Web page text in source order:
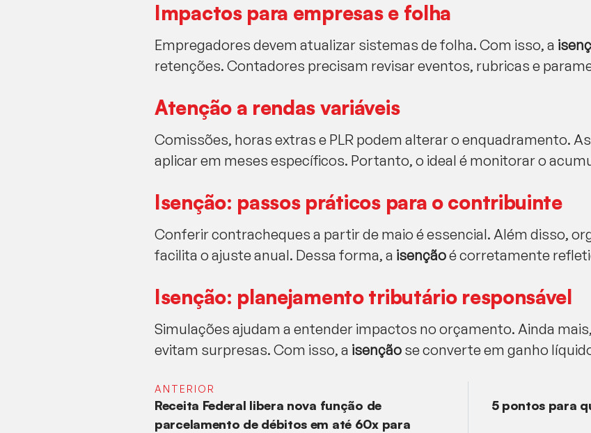
Impactos para empresas e folha
Empregadores devem atualizar sistemas de folha. Com isso, a
retenções. Contadores precisam revisar eventos, rubricas e
Atenção a rendas variáveis
Comissões, horas extras e PLR podem alterar o enquadramento.
aplicar em meses específicos. Portanto, o ideal é monitorar o
Isenção: passos práticos para o contribuinte
Conferir contracheques a partir de maio é essencial. Além disso,
facilita o ajuste anual. Dessa forma, a isençãoé corretamente
Isenção: planejamento tributário responsável
Simulações ajudam a entender impactos no orçamento. Ainda
evitam surpresas. Com isso, a isenção se converte em ganho
ANTERIOR
Receita Federal libera nova função de
parcelamento de débitos em até 60x para
5 pontos para